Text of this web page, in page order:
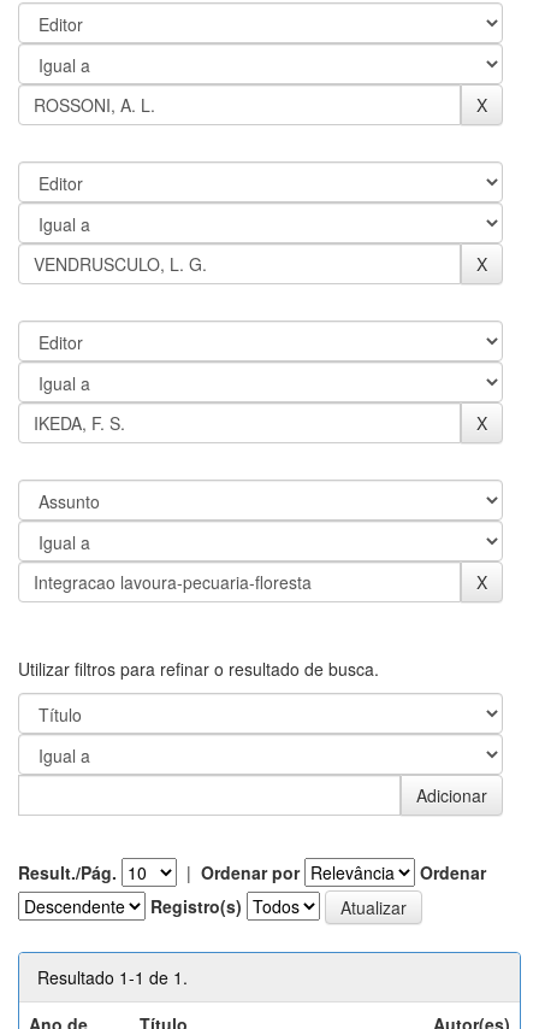
Utilizar filtros para refinar o resultado de busca.
Result./Pág. | Ordenar por
Ordenar
Registro(s)
Resultado 1-1 de 1.
Ano de
Título Autor(es)